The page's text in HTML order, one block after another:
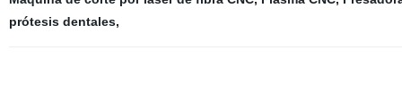
prótesis dentales,